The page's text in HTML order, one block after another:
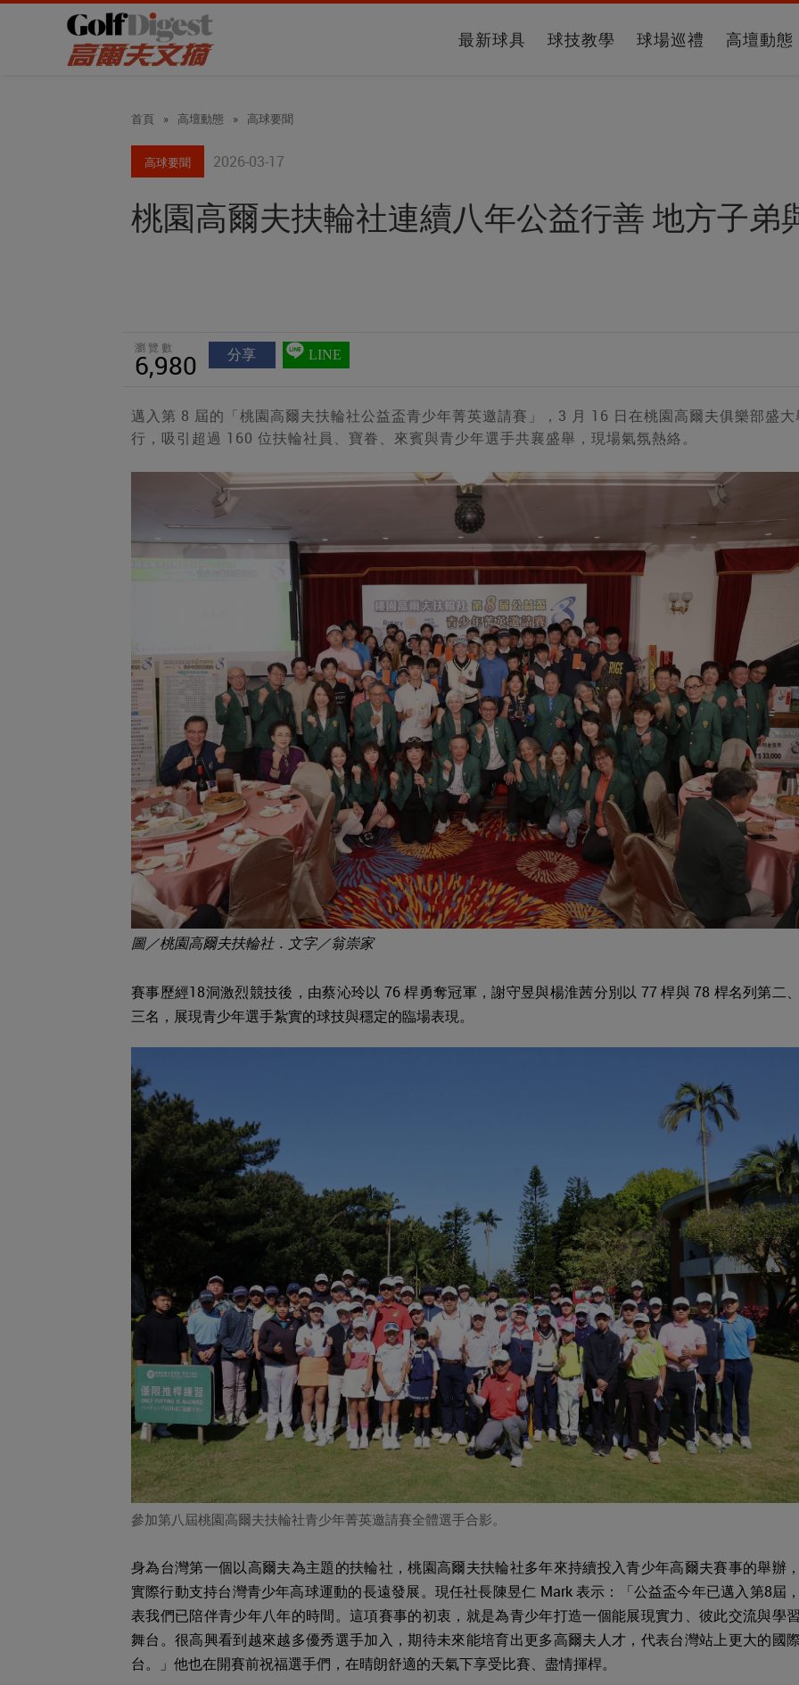
最新球具 球技教學 球場巡禮 高壇動態
首頁 » 高壇動態 » 高球要聞
高球要聞 2026-03-17
桃園高爾夫扶輪社連續八年公益行善 地方子弟
瀏覽數
6,980 分享 LINE
邁入第 8 屆的「桃園高爾夫扶輪社公益盃青少年菁英邀請賽」，3 月 16 日在桃園高爾夫俱樂部盛大
行，吸引超過 160 位扶輪社員、寶眷、來賓與青少年選手共襄盛舉，現場氣氛熱絡。
圖／桃園高爾夫扶輪社．文字／翁崇家
賽事歷經18洞激烈競技後，由蔡沁玲以 76 桿勇奪冠軍，謝守昱與楊淮茜分別以 77 桿與 78 桿名列第二
三名，展現青少年選手紮實的球技與穩定的臨場表現。
參加第八屆桃園高爾夫扶輪社青少年菁英邀請賽全體選手合影。
身為台灣第一個以高爾夫為主題的扶輪社，桃園高爾夫扶輪社多年來持續投入青少年高爾夫賽事的舉辦
實際行動支持台灣青少年高球運動的長遠發展。現任社長陳昱仁 Mark 表示：「公益盃今年已邁入第8屆
表我們已陪伴青少年八年的時間。這項賽事的初衷，就是為青少年打造一個能展現實力、彼此交流與學
舞台。很高興看到越來越多優秀選手加入，期待未來能培育出更多高爾夫人才，代表台灣站上更大的國
台。」他也在開賽前祝福選手們，在晴朗舒適的天氣下享受比賽、盡情揮桿。